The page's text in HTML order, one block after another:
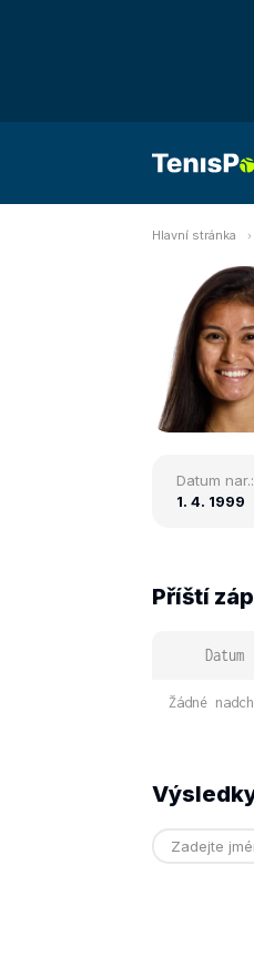
Hlavní stránka
Datum nar.:
1. 4. 1999
Příští
Datum
Žádné